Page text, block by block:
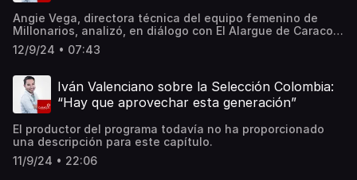
Angie Vega, directora técnica del equipo femenino de
Millonarios, analizó, en diálogo con El Alargue de Caracol
Radio, el desempeño de la Selección Colombia femenina
en el Mundial Sub-20 que se desarrolla en el país. Angie
los cuartos de final y elogió a Linda Caicedo.
12/9/24 • 07:43
Iván Valenciano sobre la Selección Colombia:
“Hay que aprovechar esta generación”
El productor del programa todavía no ha proporcionado
una descripción para este capítulo.
11/9/24 • 22:06